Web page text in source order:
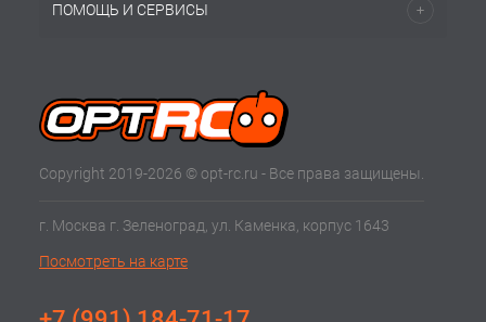
ПОМОЩЬ И СЕРВИСЫ
Copyright 2019-2026 © opt-rc.ru - Все права защищены.
г. Москва г. Зеленоград, ул. Каменка, корпус 1643
Посмотреть на карте